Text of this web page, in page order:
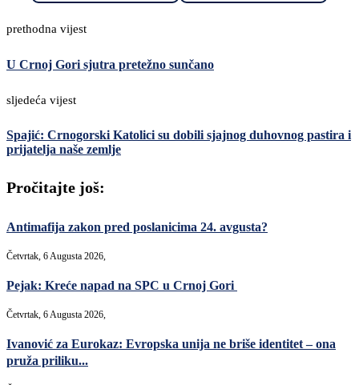
prethodna vijest
U Crnoj Gori sjutra pretežno sunčano
sljedeća vijest
Spajić: Crnogorski Katolici su dobili sjajnog duhovnog pastira i
prijatelja naše zemlje
Pročitajte još:
Antimafija zakon pred poslanicima 24. avgusta?
Četvrtak, 6 Augusta 2026,
Pejak: Kreće napad na SPC u Crnoj Gori
Četvrtak, 6 Augusta 2026,
Ivanović za Eurokaz: Evropska unija ne briše identitet – ona
pruža priliku...